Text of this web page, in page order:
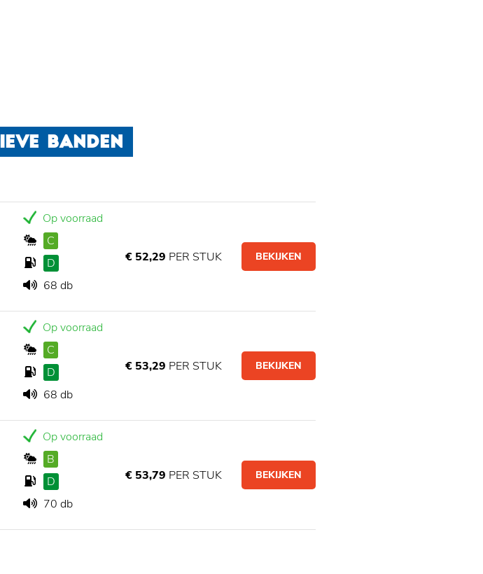
BANDEN
Op voorraad
C
D
68 db
€ 52,29 PER STUK BEKIJKEN
Op voorraad
C
D
68 db
€ 53,29 PER STUK BEKIJKEN
Op voorraad
B
D
70 db
€ 53,79 PER STUK BEKIJKEN